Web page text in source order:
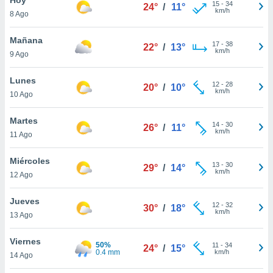
en
más
nuestra
de
cookies
aceptar
8 Ago
24° / 11° 15- 34
km/h
Mañana
9 Ago
22° / 13° 17- 38
km/h
Lunes
10 Ago
20° / 10° 12- 28
km/h
Martes
11 Ago
26° / 11° 14- 30
km/h
Miércoles
12 Ago
29° / 14° 13- 30
km/h
Jueves
13 Ago
30° / 18° 12- 32
km/h
Viernes
14 Ago
50%
0.4 mm
24° / 15° 11 - 34
km/h